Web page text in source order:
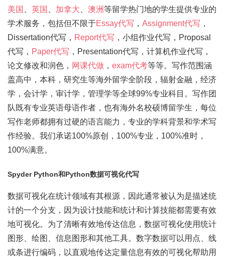
美国
英国 加拿大 澳洲等留学热门地的学生提供专业的
学术服务，包括但不限于Essay代写 ， Assignment代写 ，
Dissertation代写， Report代写 ，小组作业代写，Proposal
代写， Paper代写 ，Presentation代写，计算机作业代写，
论文修改和润色， 网课代做 ， exam代考等等。写作范围涵
盖高中，本科，研究生等海外留学全阶段，辐射金融，经济
学，会计学，审计学，管理学等全球99%专业科目。写作团
队既有专业英语母语作者，也有海外名校硕博留学生，每位
写作老师都拥有过硬的语言能力，专业的学科背景和学术写
作经验。我们承诺100%原创，100%专业，100%准时，
100%满意。
Spyder Python和Python数据可视化代写
数据可视化在统计领域有其根源，因此通常被认为是描述统
计的一个分支，因为设计技能和统计和计算技能都需要有效
地可视化。为了清晰有效地传达信息，数据可视化使用统计
图形、绘图、信息图形和其他工具。数字数据可以用点、线
或条进行编码，以直观地传达定量信息有效的可视化帮助用